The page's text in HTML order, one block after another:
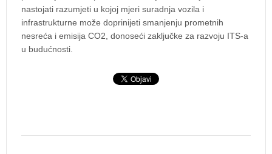
nastojati razumjeti u kojoj mjeri suradnja vozila i
infrastrukturne može doprinijeti smanjenju prometnih
nesreća i emisija CO2, donoseći zaključke za razvoju ITS-a
u budućnosti.